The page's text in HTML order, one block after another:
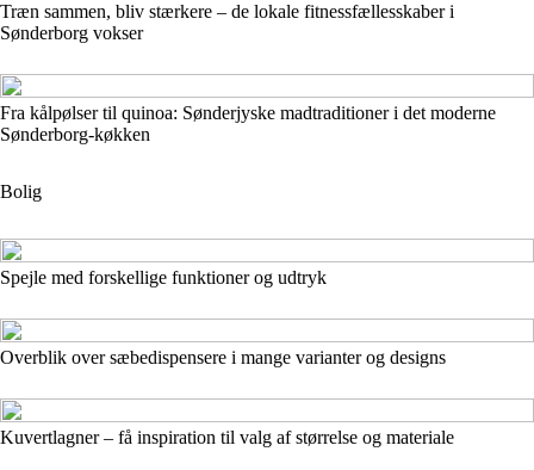
Træn sammen, bliv stærkere – de lokale fitnessfællesskaber i
Sønderborg vokser
Fra kålpølser til quinoa: Sønderjyske madtraditioner i det moderne
Sønderborg-køkken
Bolig
Spejle med forskellige funktioner og udtryk
Overblik over sæbedispensere i mange varianter og designs
Kuvertlagner – få inspiration til valg af størrelse og materiale